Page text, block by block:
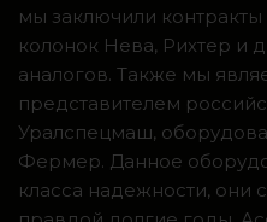
мы заключили контракты
колонок Нева, Рихтер и
аналогов. Также мы
представителем
Уралспецмаш,
Фермер. Данное
класса надежности, они